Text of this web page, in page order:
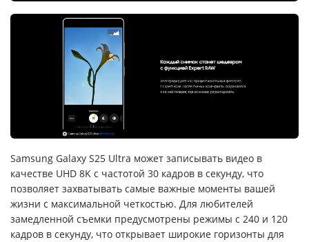
Samsung Galaxy S25 Ultra может записывать видео в
качестве UHD 8K с частотой 30 кадров в секунду, что
позволяет захватывать самые важные моменты вашей
жизни с максимальной четкостью. Для любителей
замедленной съемки предусмотрены режимы с 240 и 120
кадров в секунду, что открывает широкие горизонты для